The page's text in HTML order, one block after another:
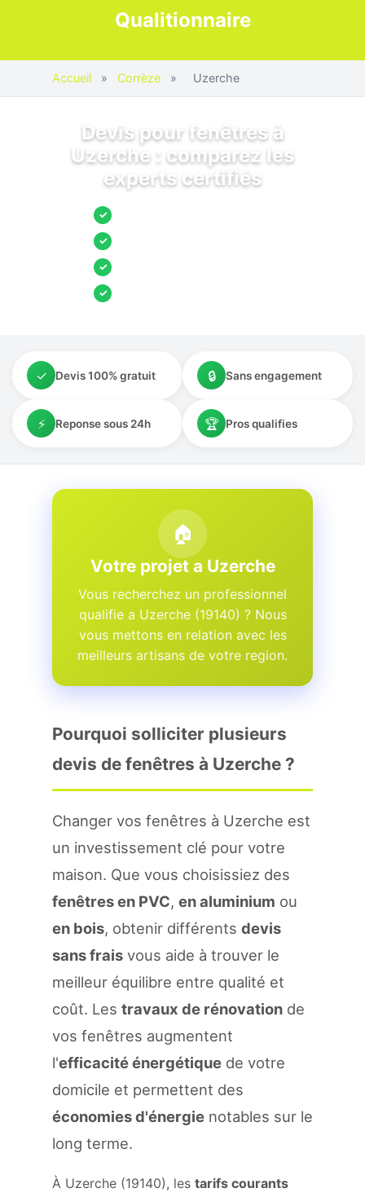
Qualitionnaire
Accueil » Corrèze » Uzerche
Devis pour fenêtres à
Uzerche : comparez les
experts certifiés
✓
✓
✓
✓
✓ Devis 100% gratuit 🔒 Sans engagement
⚡ Reponse sous 24h 🏆 Pros qualifies
🏠
Votre projet a Uzerche
Vous recherchez un professionnel
qualifie a Uzerche (19140) ? Nous
vous mettons en relation avec les
meilleurs artisans de votre region.
Pourquoi solliciter plusieurs
devis de fenêtres à Uzerche ?
Changer vos fenêtres à Uzerche est
un investissement clé pour votre
maison. Que vous choisissiez des
fenêtres en PVC, en aluminium ou
en bois, obtenir différents devis
sans frais vous aide à trouver le
meilleur équilibre entre qualité et
coût. Les travaux de rénovation de
vos fenêtres augmentent
l'efficacité énergétique de votre
domicile et permettent des
économies d'énergie notables sur le
long terme.
À Uzerche (19140), les tarifs courants